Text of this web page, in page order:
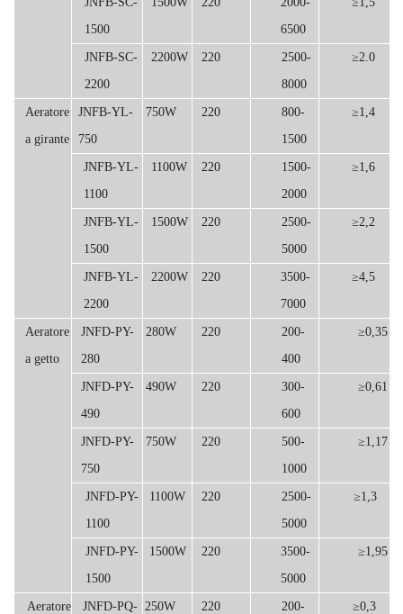
1500
6500
JNFB-SC-
2200
2200W 220
2500-
8000
≥2.0
Aeratore
a girante
JNFB-YL-
750
750W 220
800-
1500
≥1,4
JNFB-YL-
1100
1100W 220
1500-
2000
≥1,6
JNFB-YL-
1500
1500W 220
2500-
5000
≥2,2
JNFB-YL-
2200
2200W 220
3500-
7000
≥4,5
Aeratore
a getto
JNFD-PY-
280
280W 220
200-
400
≥0,35
JNFD-PY-
490
490W 220
300-
600
≥0,61
JNFD-PY-
750
750W 220
500-
1000
≥1,17
JNFD-PY-
1100
1100W 220
2500-
5000
≥1,3
JNFD-PY-
1500
1500W 220
3500-
5000
≥1,95
Aeratore
JNFD-PQ-
250W 220
200-
≥0,3